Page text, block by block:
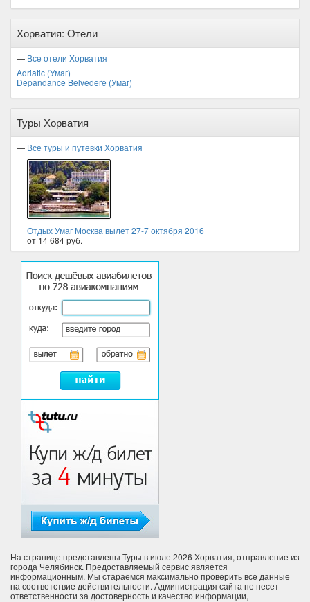
Хорватия: Отели
— Все отели Хорватия
Adriatic (Умаг)
Depandance Belvedere (Умаг)
Туры Хорватия
— Все туры и путевки Хорватия
Отдых Умаг Москва вылет 27-7 октября 2016
от 14 684 руб.
На странице представлены Туры в июле 2026 Хорватия, отправление из
города Челябинск. Предоставляемый сервис является
информационным. Мы стараемся максимально проверить все данные
на соответствие действительности. Администрация сайта не несет
ответственности за достоверность и качество информации,